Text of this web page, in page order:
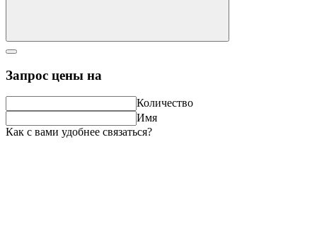
Запрос цены на
Количество
Имя
Как с вами удобнее связаться?